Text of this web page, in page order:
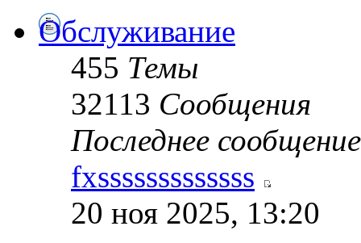
Обслуживание
455 Темы
32113 Сообщения
Последнее сообщение
fxsssssssssssss
20 ноя 2025, 13:20